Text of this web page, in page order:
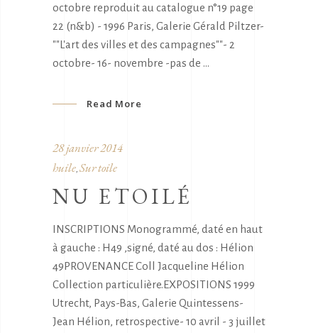
octobre reproduit au catalogue n°19 page
22 (n&b) - 1996 Paris, Galerie Gérald Piltzer-
""L'art des villes et des campagnes""- 2
octobre- 16- novembre -pas de
Read More
28 janvier 2014
huile, Sur toile
NU ETOILÉ
INSCRIPTIONS Monogrammé, daté en haut
à gauche : H49 ,signé, daté au dos : Hélion
49PROVENANCE Coll Jacqueline Hélion
Collection particulière.EXPOSITIONS 1999
Utrecht, Pays-Bas, Galerie Quintessens-
Jean Hélion, retrospective- 10 avril - 3 juillet